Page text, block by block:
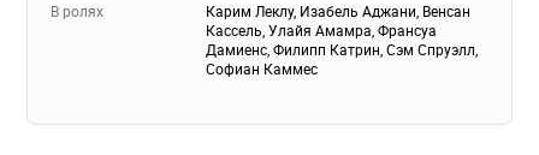
В ролях
Карим Леклу, Изабель Аджани, Венсан
Кассель, Улайя Амамра, Франсуа
Дамиенс, Филипп Катрин, Сэм Спруэлл,
Софиан Каммес